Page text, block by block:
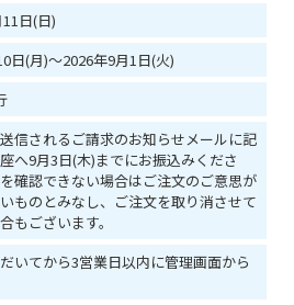
日(日)
日(月)～2026年9月1日(火)
信されるご請求のお知らせメールに記
へ9月3日(木)までにお振込みくださ
確認できない場合はご注文のご意思が
ものとみなし、ご注文を取り消させて
もございます。
いてから3営業日以内に管理画面から